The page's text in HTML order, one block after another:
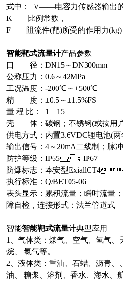
式中： V——电容力传感器输
K——比例常数，
F——阻流件(靶)所受的作用力(kg)
智能靶式流量计产品参数
口 径：DN15～DN300mm
公称压力：0.6～42MPa
工况温度：-200℃～+500℃
精 度：±0.5～±1.5%FS
量 程 比： 1：15
壳 体：碳钢；不锈钢(或按
供电方式：内置3.6VDC锂电
输出信号：4～20mA二线制
防护等级：IP65；IP67
防爆标志：本安型
执行标准：Q/BET05-06
表头显示：累积流量；瞬时流
障自检，连接形式：法兰管道式
智能智能靶式流量计典型应用
1、气体类：煤气、空气、氢气
烷、 氯气等。
2、液体类：重油、石蜡、沥青
油、 糖浆、溶剂、香水、海水